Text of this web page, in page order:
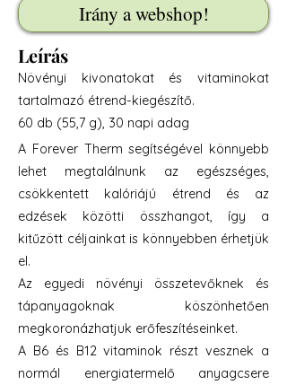
Irány a webshop!
Leírás
Növényi kivonatokat és vitaminokat
tartalmazó étrend-kiegészítő.
60 db (55,7 g), 30 napi adag
A Forever Therm segítségével könnyebb
lehet megtalálnunk az egészséges,
csökkentett kalóriájú étrend és az
edzések közötti összhangot, így a
kitűzött céljainkat is könnyebben érhetjük
el.
Az egyedi növényi összetevőknek és
tápanyagoknak köszönhetően
megkoronázhatjuk erőfeszítéseinket.
A B6 és B12 vitaminok részt vesznek a
normál energiatermelő anyagcsere